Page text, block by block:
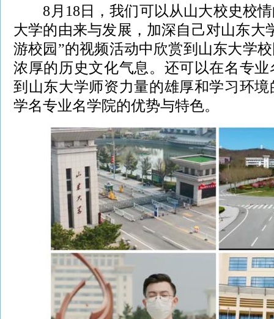
8月18日，我们可以从山大校史校情
大学的由来与发展，加深自己对山东大
游校园”的视频活动中欣赏到山东大学
浓厚的历史文化气息。还可以在名专
到山东大学师资力量的雄厚和学习环
学名专业名学院的优势与特色。